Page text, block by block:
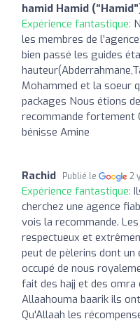
hamid Hamid
Expérience fantastique:
les membres de
bien passé les guides
Mohammed et la soeur
packages Nous étions
recommande fortement
bénisse Amine
Rachid Publié le 2
Expérience fantastique:
cherchez une agence
vois la recommande.
respectueux et
peut de pèlerins dont un
occupé de nous
fait des hajj et des omra
Allaahouma baarik ils
Qu'Allaah les